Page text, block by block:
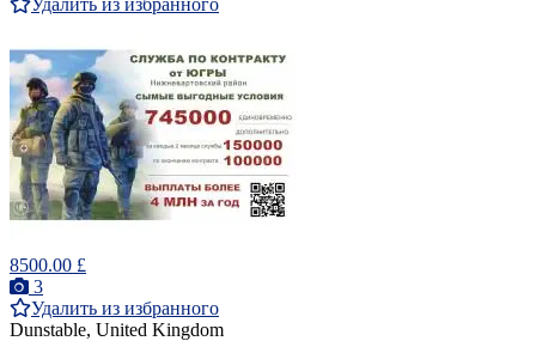
Удалить из избранного
8500.00 £
3
Удалить из избранного
Dunstable, United Kingdom